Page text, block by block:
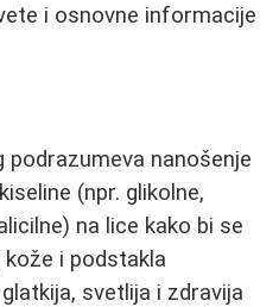
i osnovne informacije
podrazumeva nanošenje
(npr. glikolne,
na lice kako bi se
i podstakla
svetlija i zdravija